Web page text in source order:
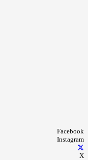
Facebook
Instagram
X